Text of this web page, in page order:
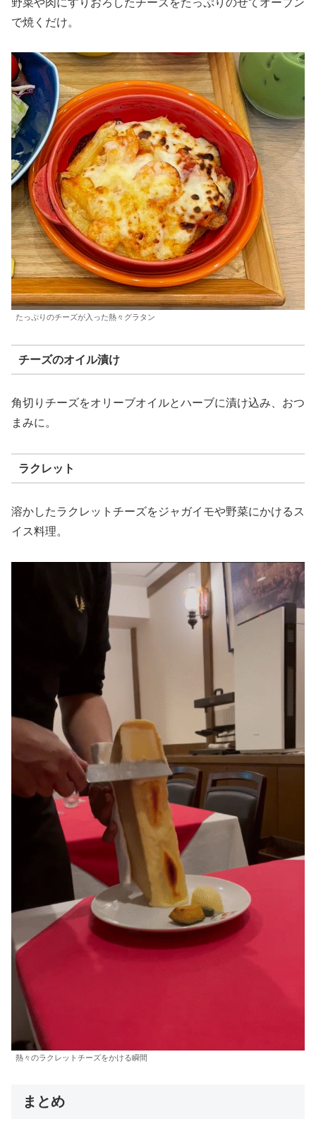
で焼くだけ。
たっぷりのチーズが入った熱々グラタン
チーズのオイル漬け
角切りチーズをオリーブオイルとハーブに漬け込み、おつ
まみに。
ラクレット
溶かしたラクレットチーズをジャガイモや野菜にかけるス
イス料理。
熱々のラクレットチーズをかける瞬間
まとめ